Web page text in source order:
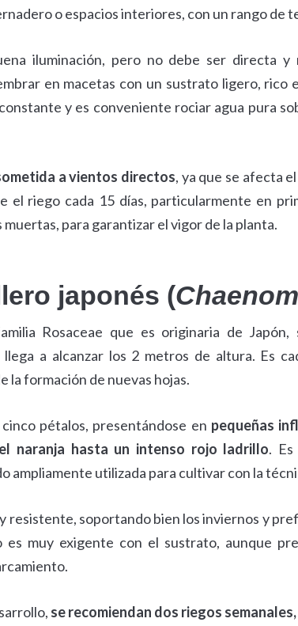
o espacios interiores, con un rango de
iluminación, pero no debe ser directa y
en macetas con un sustrato ligero, rico
y es conveniente rociar agua pura
a vientos directos, ya que se afecta
el riego cada 15 días, particularmente en
muertas, para garantizar el vigor de la planta.
japonés (
Rosaceae que es originaria de
llega a alcanzar los 2 metros de altura. Es
la formación de nuevas hojas.
pétalos, presentándose en pequeñas
naranja hasta un intenso rojo ladrillo. Es
ampliamente utilizada para cultivar con la
resistente, soportando bien los inviernos y
es muy exigente con el sustrato, aunque
se recomiendan dos riegos